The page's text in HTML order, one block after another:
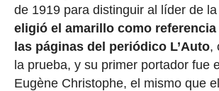
de 1919 para distinguir al líder de
eligió el amarillo como
las páginas del periódico L’Auto,
la prueba, y su primer portador fue
Eugène Christophe, el mismo que